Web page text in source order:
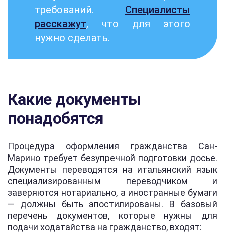
требований. Специалисты
расскажут, что для этого
нужно сделать.
Какие документы
понадобятся
Процедура оформления гражданства Сан-
Марино требует безупречной подготовки досье.
Документы переводятся на итальянский язык
специализированным переводчиком и
заверяются нотариально, а иностранные бумаги
— должны быть апостилированы. В базовый
перечень документов, которые нужны для
подачи ходатайства на гражданство, входят: